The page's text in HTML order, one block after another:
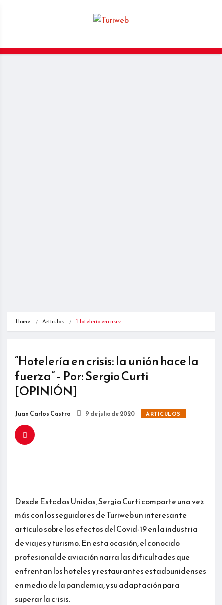
Home Artículos “Hotelería en crisis:…
“Hotelería en crisis: la unión hace la
fuerza” – Por: Sergio Curti
[OPINIÓN]
Juan Carlos Castro 9 de julio de 2020 ARTÍCULOS
Desde Estados Unidos, Sergio Curti comparte una vez
más con los seguidores de Turiweb un interesante
artículo sobre los efectos del Covid-19 en la industria
de viajes y turismo. En esta ocasión, el conocido
profesional de aviación narra las dificultades que
enfrentan los hoteles y restaurantes estadounidenses
en medio de la pandemia, y su adaptación para
superar la crisis.